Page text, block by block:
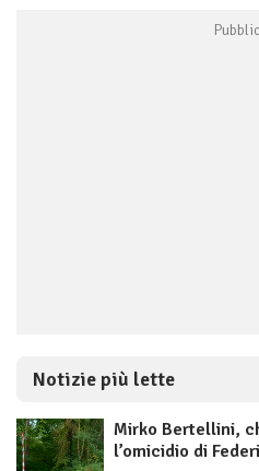
Notizie più lette
Mirko Bertellini,
l’omicidio di